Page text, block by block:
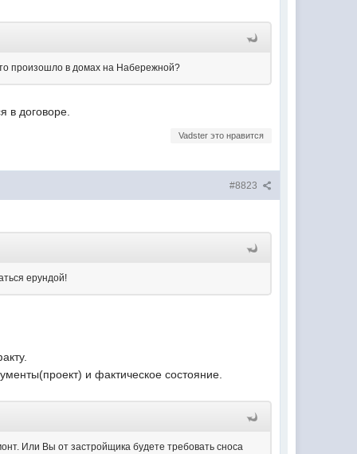
произошло в домах на Набережной?
в договоре.
Vadster это нравится
#8823
ерундой!
и фактическое состояние.
Или Вы от застройщика будете требовать сноса